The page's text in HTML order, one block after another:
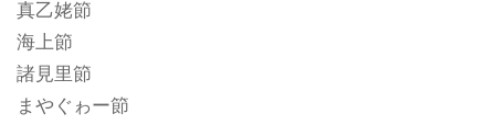
真乙姥節
海上節
諸見里節
まやぐゎー節